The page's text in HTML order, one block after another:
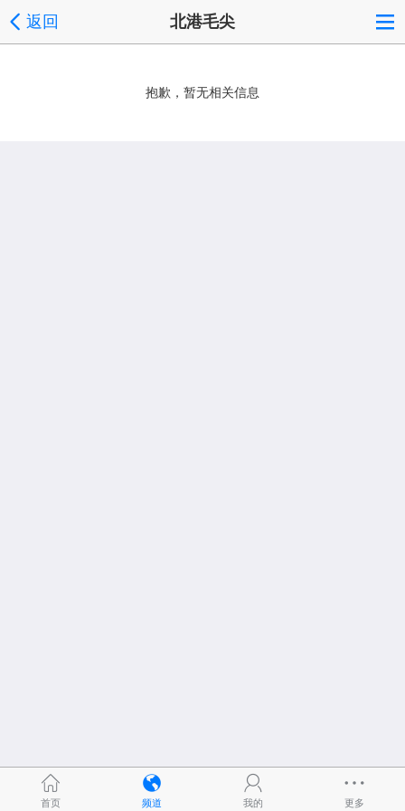
返回 北港毛尖
抱歉，暂无相关信息
首页 频道 我的 更多